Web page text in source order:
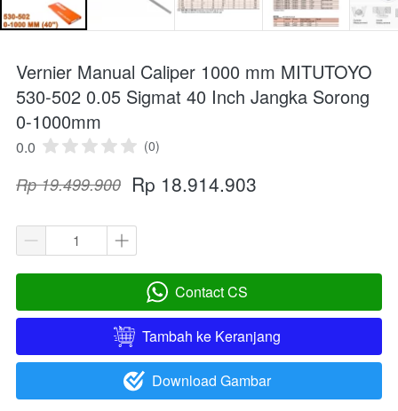
Vernier Manual Caliper 1000 mm MITUTOYO
530-502 0.05 Sigmat 40 Inch Jangka Sorong
0-1000mm
0.0 (0)
Rp 19.499.900 Rp 18.914.903
` Contact CS
` Tambah ke Keranjang
` Download Gambar